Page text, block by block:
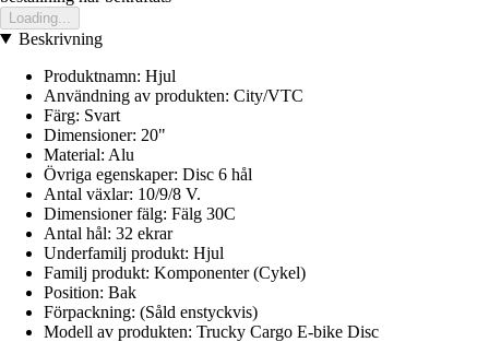
Loading...
Beskrivning
Produktnamn: Hjul
Användning av produkten: City/VTC
Färg: Svart
Dimensioner: 20"
Material: Alu
Övriga egenskaper: Disc 6 hål
Antal växlar: 10/9/8 V.
Dimensioner fälg: Fälg 30C
Antal hål: 32 ekrar
Underfamilj produkt: Hjul
Familj produkt: Komponenter (Cykel)
Position: Bak
Förpackning: (Såld enstyckvis)
Modell av produkten: Trucky Cargo E-bike Disc